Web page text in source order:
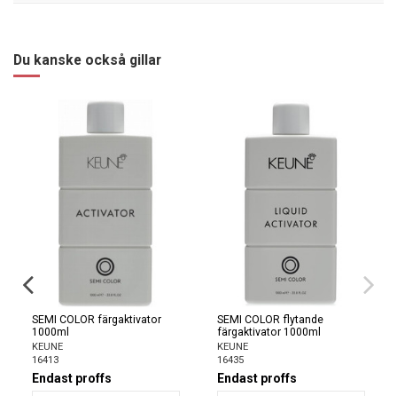
Du kanske också gillar
SEMI COLOR färgaktivator
1000ml
KEUNE
16413
Endast proffs
SEMI COLOR flytande
färgaktivator 1000ml
KEUNE
16435
Endast proffs